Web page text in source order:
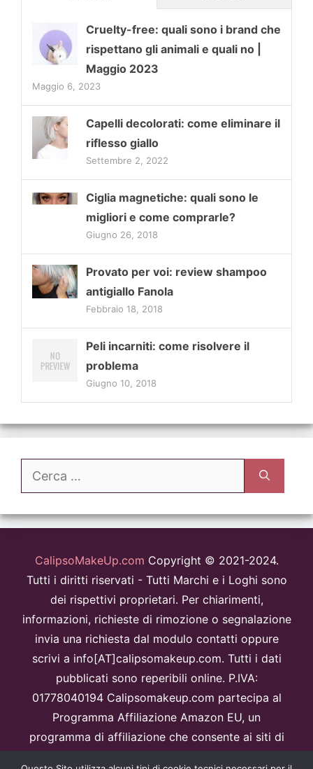
Cruelty-free: quali sono i brand che
rispettano gli animali e quali no |
Maggio 2023
Maggio 6, 2023
Capelli decolorati: come eliminare il
riflesso giallo
Settembre 2, 2022
Ciglia magnetiche: quali sono le
migliori e come comprarle?
Giugno 26, 2018
Provato per voi: review shampoo
antigiallo Fanola
Febbraio 18, 2018
Peli incarniti: come risolvere il
problema
Giugno 10, 2018
Ricerca
CalipsoMakeUp.com Copyright © 2021-2024.
Tutti i diritti riservati - Tutti Marchi e i Loghi sono
dei rispettivi proprietari. Per chiarimenti,
informazioni, richieste di rimozione o segnalazione
invia una richiesta dal modulo contatti oppure
scrivi a info[AT]calipsomakeup.com. Tutti i dati
pubblicati sono reperibili online. P.IVA:
01778040194 Calipsomakeup.com partecipa al
Programma Affiliazione Amazon EU, un
programma di affiliazione che consente ai siti di